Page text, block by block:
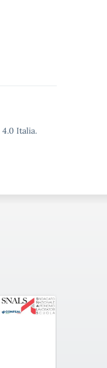
Italia.